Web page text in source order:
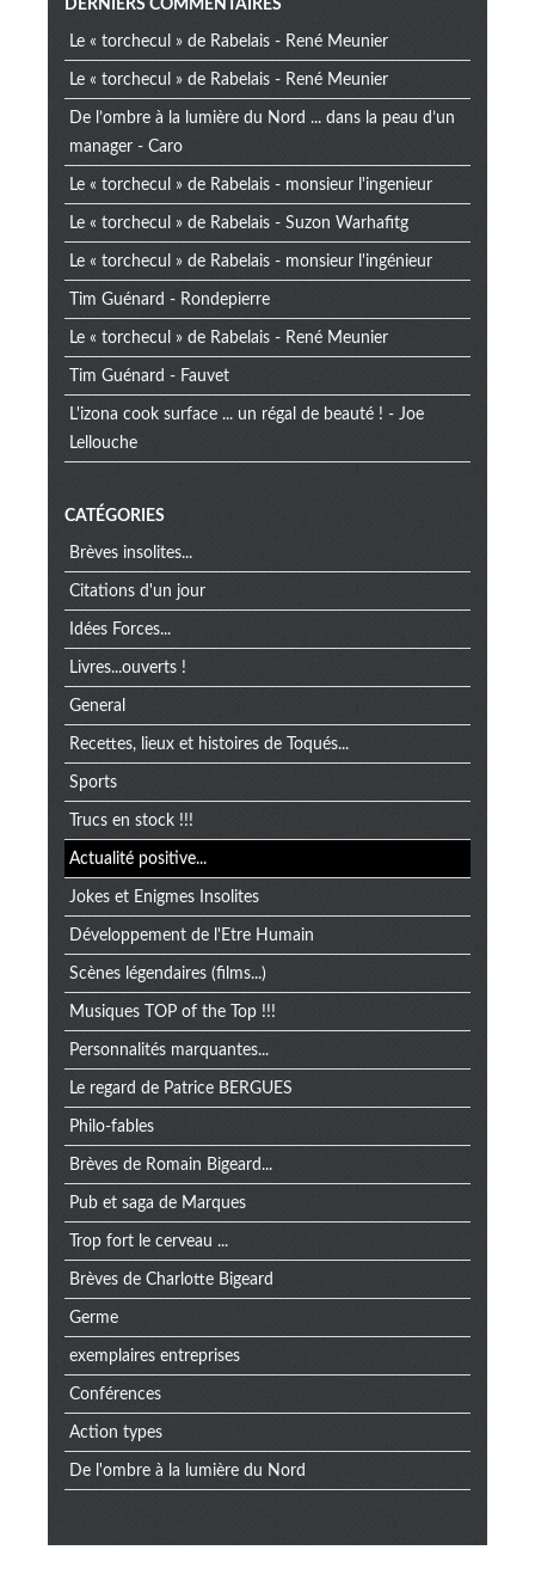
extra
DERNIERS COMMENTAIRES
Le « torchecul » de Rabelais - René Meunier
Le « torchecul » de Rabelais - René Meunier
De l’ombre à la lumière du Nord ... dans la peau d’un
manager - Caro
Le « torchecul » de Rabelais - monsieur l'ingenieur
Le « torchecul » de Rabelais - Suzon Warhafitg
Le « torchecul » de Rabelais - monsieur l'ingénieur
Tim Guénard - Rondepierre
Le « torchecul » de Rabelais - René Meunier
Tim Guénard - Fauvet
L'izona cook surface ... un régal de beauté ! - Joe
Lellouche
CATÉGORIES
Brèves insolites...
Citations d'un jour
Idées Forces...
Livres...ouverts !
General
Recettes, lieux et histoires de Toqués...
Sports
Trucs en stock !!!
Actualité positive...
Jokes et Enigmes Insolites
Développement de l'Etre Humain
Scènes légendaires (films...)
Musiques TOP of the Top !!!
Personnalités marquantes...
Le regard de Patrice BERGUES
Philo-fables
Brèves de Romain Bigeard...
Pub et saga de Marques
Trop fort le cerveau ...
Brèves de Charlotte Bigeard
Germe
exemplaires entreprises
Conférences
Action types
De l'ombre à la lumière du Nord